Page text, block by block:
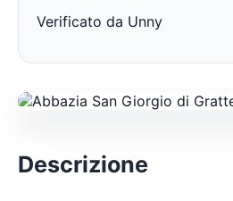
Verificato da Unny
Descrizione